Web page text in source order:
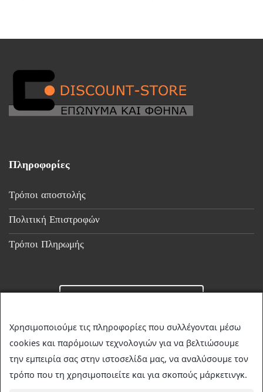
Πληροφορίες
Τρόποι αποστολής
Πολιτική Επιστροφών
Τρόποι Πληρωμής
☎23510 36349
✉discountstore.gr@gmail.com
Χρησιμοποιούμε τις πληροφορίες που συλλέγονται μέσω
cookies και παρόμοιων τεχνολογιών για να βελτιώσουμε
την εμπειρία σας στην ιστοσελίδα μας, να αναλύσουμε τον
τρόπο που τη χρησιμοποιείτε και για σκοπούς μάρκετινγκ.